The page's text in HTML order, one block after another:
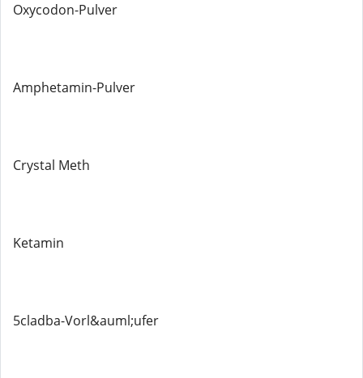
Oxycodon-Pulver
Amphetamin-Pulver
Crystal Meth
Ketamin
5cladba-Vorl&auml;ufer